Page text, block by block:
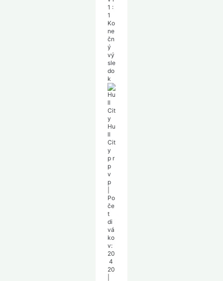
1 :
1
Ko
ne
čn
ý
vý
sle
do
k
Hu
ll
Cit
y
p r
p
v
p
Po
če
t
di
vá
ko
v:
20
4
20